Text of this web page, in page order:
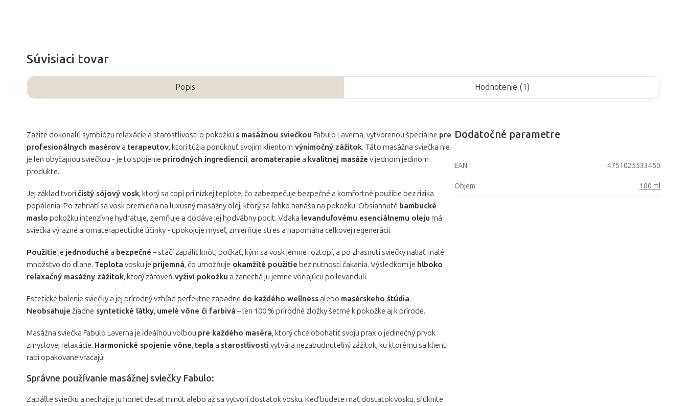
Súvisiaci tovar
Popis Hodnotenie (1)
Zažite dokonalú symbiózu relaxácie a starostlivosti o pokožku s masážnou sviečkou Fabulo Laverna, vytvorenou špeciálne pre
profesionálnych masérova terapeutov, ktorí túžia ponúknuť svojim klientom výnimočný zážitok. Táto masážna sviečka nie
je len obyčajnou sviečkou - je to spojenie prírodných ingrediencií, aromaterapie a kvalitnej masáže v jednom jedinom
produkte.
Jej základ tvoríčistý sójový vosk, ktorý sa topí pri nízkej teplote, čo zabezpečuje bezpečné a komfortné použitie bez rizika
popálenia. Po zahriatí sa vosk premieňa na luxusný masážny olej, ktorý sa ľahko nanáša na pokožku. Obsiahnuté bambucké
maslo pokožku intenzívne hydratuje, zjemňuje a dodáva jej hodvábny pocit. Vďaka levanduľovému esenciálnemu oleju má
sviečka výrazné aromaterapeutické účinky - upokojuje myseľ, zmierňuje stres a napomáha celkovej regenerácii.
Použitie je jednoduché a bezpečné – stačí zapáliť knôt, počkať, kým sa vosk jemne roztopí, a po zhasnutí sviečky naliať malé
množstvo do dlane. Teplota vosku je príjemná, čo umožňuje okamžité použitie bez nutnosti čakania. Výsledkom je hlboko
relaxačný masážny zážitok, ktorý zároveň vyživí pokožku a zanechá ju jemne voňajúcu po levanduli.
Estetické balenie sviečky a jej prírodný vzhľad perfektne zapadne do každého wellnessalebo masérskeho štúdia.
Neobsahuje žiadne syntetické látky, umelé vône či farbivá – len 100 % prírodné zložky šetrné k pokožke aj k prírode.
Masážna sviečka Fabulo Laverna je ideálnou voľbou pre každého maséra, ktorý chce obohatiť svoju prax o jedinečný prvok
zmyslovej relaxácie. Harmonické spojenie vône, tepla a starostlivosti vytvára nezabudnuteľný zážitok, ku ktorému sa klienti
radi opakovane vracajú.
Správne používanie masážnej sviečky Fabulo:
Zapáľte sviečku a nechajte ju horieť desať minút alebo až sa vytvorí dostatok vosku. Keď budete mať dostatok vosku, sfúknite
Dodatočné parametre
EAN: 4751025533450
Objem: 100 ml